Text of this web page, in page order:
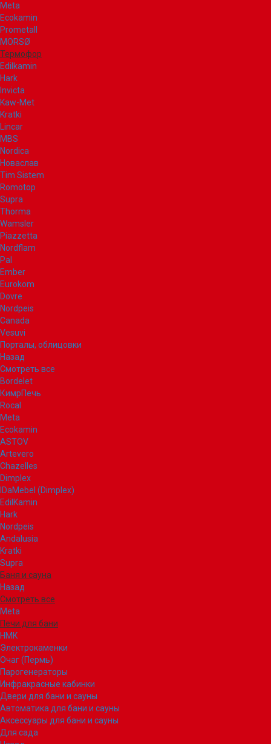
Meta
Ecokamin
Prometall
MORSØ
Термофор
Edilkamin
Hark
Invicta
Kaw-Met
Kratki
Lincar
MBS
Nordica
Новаслав
Tim Sistem
Romotop
Supra
Thorma
Wamsler
Piazzetta
Nordflam
Pal
Ember
Eurokom
Dovre
Nordpeis
Canada
Vesuvi
Порталы, облицовки
Назад
Смотреть все
Bordelet
КимрПечь
Rocal
Meta
Ecokamin
ASTOV
Artevero
Chazelles
Dimplex
IDaMebel (Dimplex)
EdilKamin
Hark
Nordpeis
Andalusia
Kratki
Supra
Баня и сауна
Назад
Смотреть все
Meta
Печи для бани
НМК
Электрокаменки
Очаг (Пермь)
Парогенераторы
Инфракрасные кабинки
Двери для бани и сауны
Автоматика для бани и сауны
Аксессуары для бани и сауны
Для сада